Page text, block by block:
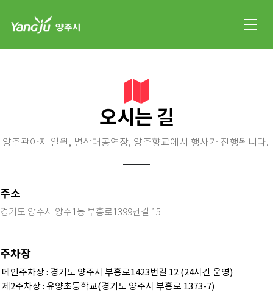
오시는 길
양주관아지 일원, 별산대공연장, 양주향교에서 행사가 진행됩니다.
주소
경기도 양주시 양주1동 부흥로1399번길 15
주차장
메인주차장 : 경기도 양주시 부흥로1423번길 12 (24시간 운영)
제2주차장 : 유양초등학교(경기도 양주시 부흥로 1373-7)